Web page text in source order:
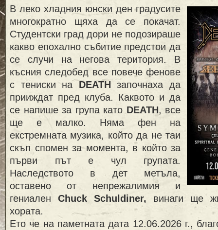
В леко хладния юнски ден градусите
многократно щяха да се покачат.
Студентски град дори не подозираше
какво епохално събитие предстои да
се случи на негова територия. В
късния следобед все повече фенове
с тениски на DEATHзапочнаха да
прииждат пред клуба. Каквото и да
се напише за група като DEATH, все
ще е малко. Няма фен на
екстремната музика, който да не таи
скъп спомен за момента, в който за
първи път е чул групата.
Наследството в дет метъла,
оставено от непрежалимия и
гениален Chuck Schuldiner, винаги ще
хората.
Ето че на паметната дата 12.06.2026 г.,